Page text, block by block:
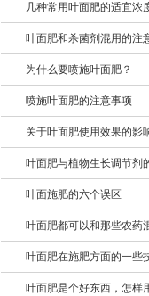
几种常用叶面肥的适宜浓
叶面肥和杀菌剂混用的注
为什么要喷施叶面肥？
喷施叶面肥的注意事项
关于叶面肥使用效果的影
叶面肥与植物生长调节剂
叶面施肥的六个误区
叶面肥都可以和那些农药
叶面肥在施肥方面的一些
叶面肥是个好东西，怎样